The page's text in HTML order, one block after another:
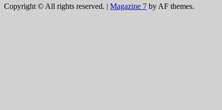
Copyright © All rights reserved. | Magazine 7 by AF themes.